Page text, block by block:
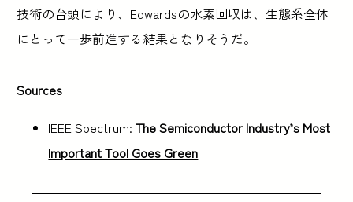
技術の台頭により、Edwardsの水素回収は、生態系全体
にとって一歩前進する結果となりそうだ。
Sources
IEEE Spectrum:The Semiconductor Industry’s Most
Important Tool Goes Green